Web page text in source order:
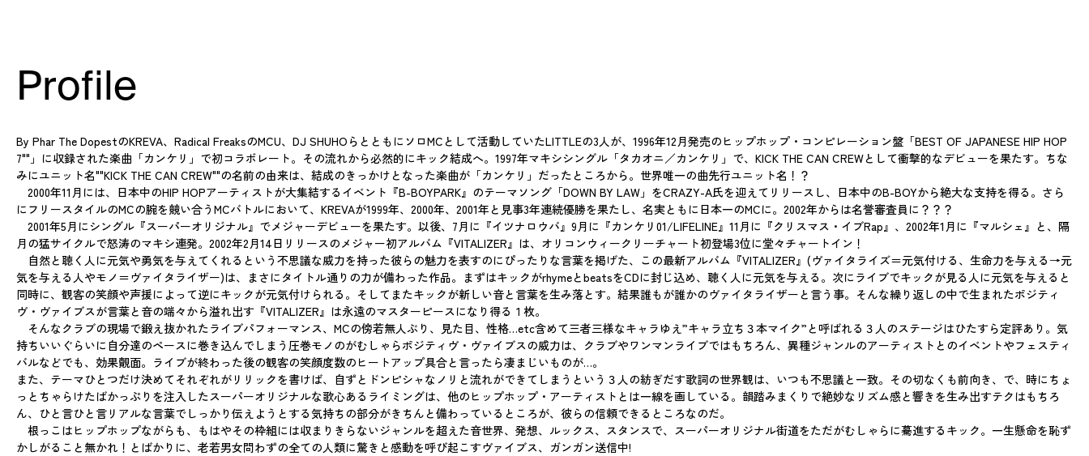
Profile
By Phar The DopestのKREVA、Radical FreaksのMCU、DJ SHUHOらとともにソロMCとして活動していたLITTLEの3人が、1996年12月発売のヒップホップ・コンピレーション盤「BEST OF JAPANESE HIP HOP
7""」に収録された楽曲「カンケリ」で初コラボレート。その流れから必然的にキック結成へ。1997年マキシシングル「タカオニ／カンケリ」で、KICK THE CAN CREWとして衝撃的なデビューを果たす。ちな
みにユニット名""KICK THE CAN CREW""の名前の由来は、結成のきっかけとなった楽曲が「カンケリ」だったところから。世界唯一の曲先行ユニット名！？
2000年11月には、日本中のHIP HOPアーティストが大集結するイベント『B-BOYPARK』のテーマソング「DOWN BY LAW」をCRAZY-A氏を迎えてリリースし、日本中のB-BOYから絶大な支持を得る。さら
にフリースタイルのMCの腕を競い合うMCバトルにおいて、KREVAが1999年、2000年、2001年と見事3年連続優勝を果たし、名実ともに日本一のMCに。2002年からは名誉審査員に？？？
2001年5月にシングル『スーパーオリジナル』でメジャーデビューを果たす。以後、7月に『イツナロウバ』9月に『カンケリ01/LIFELINE』11月に『クリスマス・イブRap』、2002年1月に『マルシェ』と、隔
月の猛サイクルで怒涛のマキシ連発。2002年2月14日リリースのメジャー初アルバム『VITALIZER』は、オリコンウィークリーチャート初登場3位に堂々チャートイン！
自然と聴く人に元気や勇気を与えてくれるという不思議な威力を持った彼らの魅力を表すのにぴったりな言葉を掲げた、この最新アルバム『VITALIZER』(ヴァイタライズ＝元気付ける、生命力を与える→元
気を与える人やモノ＝ヴァイタライザー)は、まさにタイトル通りの力が備わった作品。まずはキックがrhymeとbeatsをCDに封じ込め、聴く人に元気を与える。次にライブでキックが見る人に元気を与えると
同時に、観客の笑顔や声援によって逆にキックが元気付けられる。そしてまたキックが新しい音と言葉を生み落とす。結果誰もが誰かのヴァイタライザーと言う事。そんな繰り返しの中で生まれたポジティ
ヴ・ヴァイブスが言葉と音の端々から溢れ出す『VITALIZER』は永遠のマスターピースになり得る１枚。
そんなクラブの現場で鍛え抜かれたライブパフォーマンス、MCの傍若無人ぶり、見た目、性格…etc含めて三者三様なキャラゆえ”キャラ立ち３本マイク”と呼ばれる３人のステージはひたすら定評あり。気
持ちいいぐらいに自分達のペースに巻き込んでしまう圧巻モノのがむしゃらポジティヴ・ヴァイブスの威力は、クラブやワンマンライブではもちろん、異種ジャンルのアーティストとのイベントやフェスティ
バルなどでも、効果覿面。ライブが終わった後の観客の笑顔度数のヒートアップ具合と言ったら凄まじいものが…。
また、テーマひとつだけ決めてそれぞれがリリックを書けば、自ずとドンピシャなノリと流れができてしまうという３人の紡ぎだす歌詞の世界観は、いつも不思議と一致。その切なくも前向き、で、時にちょ
っとちゃらけたばかっぷりを注入したスーパーオリジナルな歌心あるライミングは、他のヒップホップ・アーティストとは一線を画している。韻踏みまくりで絶妙なリズム感と響きを生み出すテクはもちろ
ん、ひと言ひと言リアルな言葉でしっかり伝えようとする気持ちの部分がきちんと備わっているところが、彼らの信頼できるところなのだ。
根っこはヒップホップながらも、もはやその枠組には収まりきらないジャンルを超えた音世界、発想、ルックス、スタンスで、スーパーオリジナル街道をただがむしゃらに驀進するキック。一生懸命を恥ず
かしがること無かれ！とばかりに、老若男女問わずの全ての人類に驚きと感動を呼び起こすヴァイブス、ガンガン送信中!